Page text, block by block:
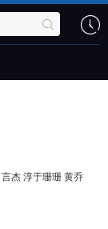
言杰 淳于珊珊 黄乔